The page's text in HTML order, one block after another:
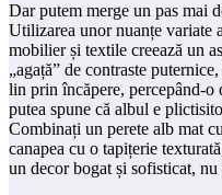
Dar putem merge un pas mai
Utilizarea unor nuanțe variate
mobilier și textile creează un
„agață” de contraste
lin prin încăpere, percepând-
putea spune că albul e
Combinați un perete alb mat
canapea cu o tapițerie
un decor bogat și sofisticat,